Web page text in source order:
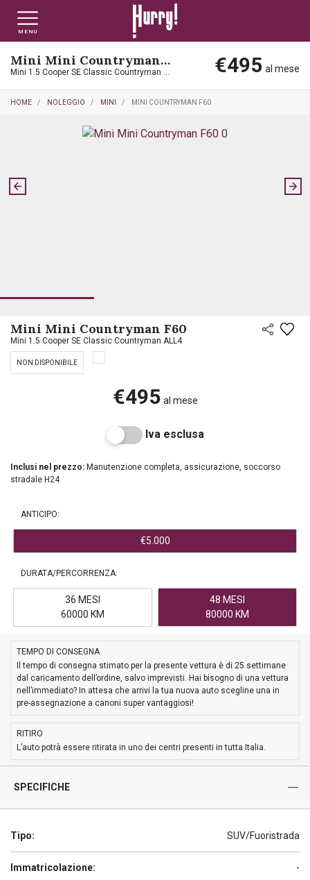
MENU
Mini Mini Countryman F60
Mini 1.5 Cooper SE Classic Countryman ALL4 €495 al mese
HOME NOLEGGIO MINI MINI COUNTRYMAN F60
Mini Mini Countryman F60
Mini 1.5 Cooper SE Classic Countryman ALL4
NON DISPONIBILE
€495 al mese
Iva esclusa
Inclusi nel prezzo: Manutenzione completa, assicurazione, soccorso
stradale H24
ANTICIPO:
€5.000
DURATA/PERCORRENZA:
36 MESI
60000 KM
48 MESI
80000 KM
TEMPO DI CONSEGNA
Il tempo di consegna stimato per la presente vettura è di 25 settimane
dal caricamento dell’ordine, salvo imprevisti. Hai bisogno di una vettura
nell’immediato? In attesa che arrivi la tua nuova auto scegline una in
pre-assegnazione a canoni super vantaggiosi!
RITIRO
L’auto potrà essere ritirata in uno dei centri presenti in tutta Italia.
SPECIFICHE
Tipo: SUV/Fuoristrada
Immatricolazione: -
NLT PRIVATI
NLT USATO PRIVATI
NLT NUOVO